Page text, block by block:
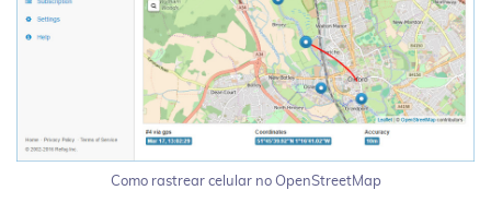
Como rastrear celular no OpenStreetMap